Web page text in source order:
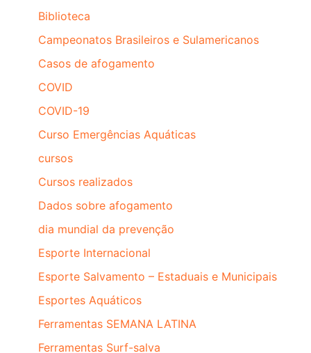
Biblioteca
Campeonatos Brasileiros e Sulamericanos
Casos de afogamento
COVID
COVID-19
Curso Emergências Aquáticas
cursos
Cursos realizados
Dados sobre afogamento
dia mundial da prevenção
Esporte Internacional
Esporte Salvamento – Estaduais e Municipais
Esportes Aquáticos
Ferramentas SEMANA LATINA
Ferramentas Surf-salva